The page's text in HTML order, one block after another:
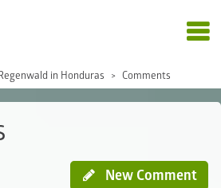
Regenwald in Honduras Comments
New Comment